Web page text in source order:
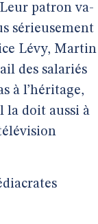
patron va-
sérieusement
Lévy, Martin
des salariés
à l’héritage,
la doit aussi à